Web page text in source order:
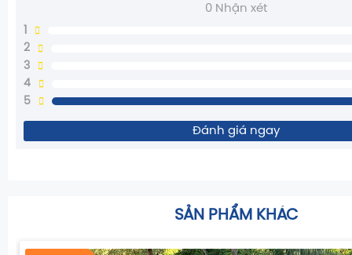
0 Nhận xét
2
3
4
5
Đánh giá ngay
SẢN PHẨM KHÁC